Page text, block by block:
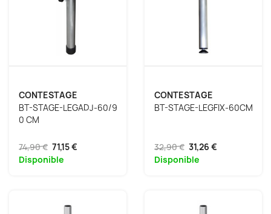
CONTESTAGE
BT-STAGE-LEGADJ-60/9
0 CM
74,90 € 71,15 €
Disponible
CONTESTAGE
BT-STAGE-LEGFIX-60CM
32,90 € 31,26 €
Disponible